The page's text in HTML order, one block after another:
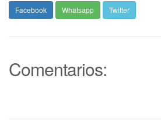
Facebook Whatsapp Twitter
Comentarios: